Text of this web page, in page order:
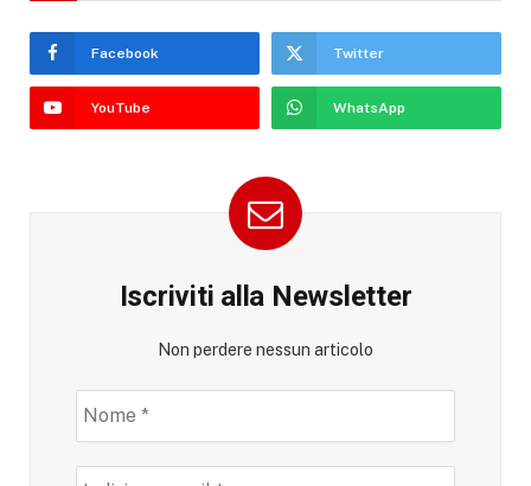
Facebook Twitter
YouTube WhatsApp
Iscriviti alla Newsletter
Non perdere nessun articolo